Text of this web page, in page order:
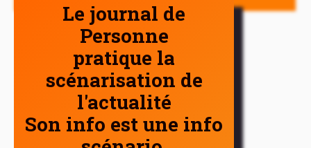
Le journal de
Personne
pratique la
scénarisation de
l'actualité
Son info est une info